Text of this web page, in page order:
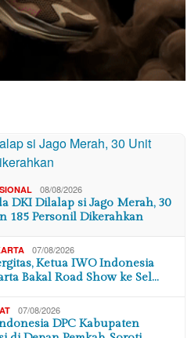
08/08/2026
DKI Dilalap si Jago Merah, 30
185 Personil Dikerahkan
07/08/2026
Ketua IWO Indonesia
Bakal Road Show ke Sel…
07/08/2026
DPC Kabupaten